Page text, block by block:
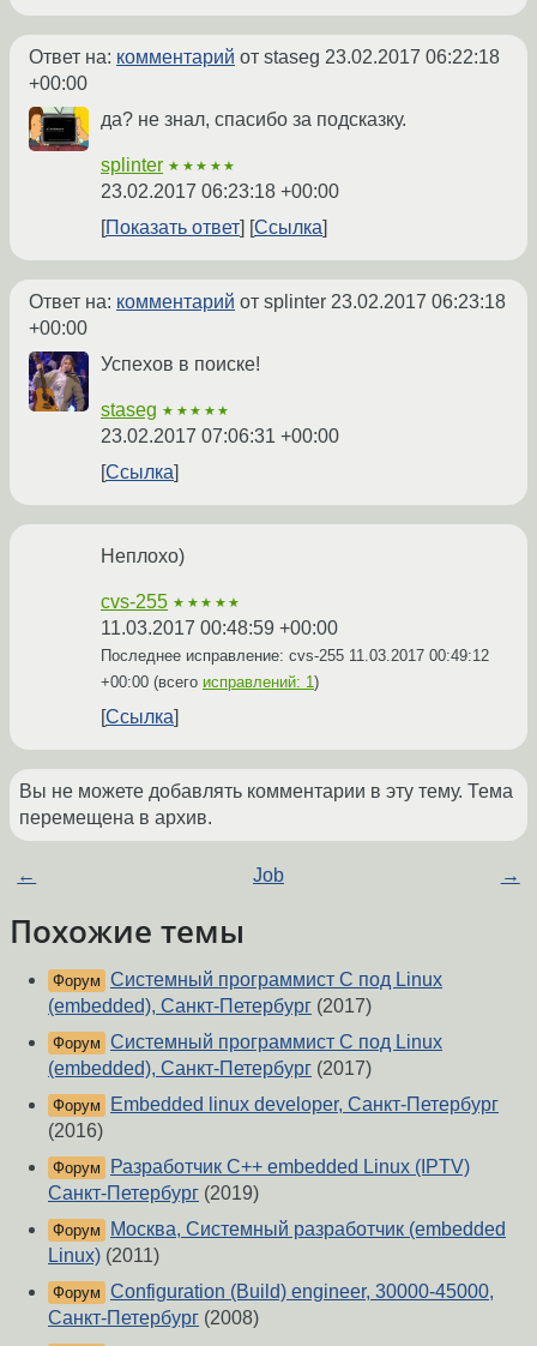
Ответ на: комментарий от staseg 23.02.2017 06:22:18
+00:00
да? не знал, спасибо за подсказку.
splinter ★★★★★
23.02.2017 06:23:18 +00:00
Показать ответ
Ссылка
Ответ на: комментарий от splinter 23.02.2017 06:23:18
+00:00
Успехов в поиске!
staseg ★★★★★
23.02.2017 07:06:31 +00:00
Ссылка
Неплохо)
cvs-255 ★★★★★
11.03.2017 00:48:59 +00:00
Последнее исправление: cvs-255 11.03.2017 00:49:12
+00:00 (всего исправлений: 1)
Ссылка
Вы не можете добавлять комментарии в эту тему. Тема
перемещена в архив.
← Job →
Похожие темы
Форум Системный программист С под Linux
(embedded), Санкт-Петербург (2017)
Форум Системный программист С под Linux
(embedded), Санкт-Петербург (2017)
Форум
Embedded linux developer, Санкт-Петербург
(2016)
Форум
Разработчик C++ embedded Linux (IPTV)
Санкт-Петербург (2019)
Форум
Москва, Системный разработчик (embedded
Linux) (2011)
Форум Configuration (Build) engineer, 30000-45000,
Санкт-Петербург (2008)